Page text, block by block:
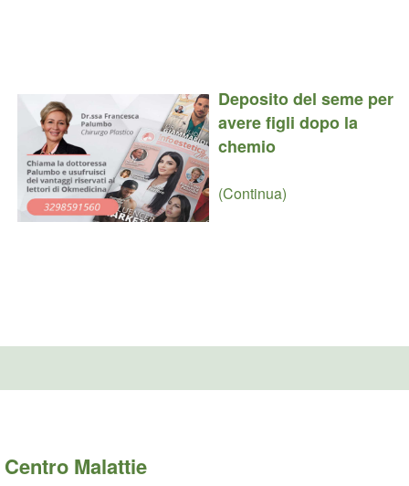
Deposito del seme per
avere figli dopo la
chemio
(Continua)
Centro Malattie